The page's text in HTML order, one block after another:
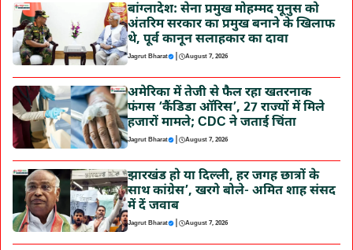
बांग्लादेश: सेना प्रमुख मोहम्मद यूनुस को
अंतरिम सरकार का प्रमुख बनाने के खिलाफ
थे, पूर्व कानून सलाहकार का दावा
Jagrut Bharat | August 7, 2026
अमेरिका में तेजी से फैल रहा खतरनाक
फंगस ‘कैंडिडा ऑरिस’, 27 राज्यों में मिले
हजारों मामले; CDC ने जताई चिंता
Jagrut Bharat | August 7, 2026
झारखंड हो या दिल्ली, हर जगह छात्रों के
साथ कांग्रेस’, खरगे बोले- अमित शाह संसद
में दें जवाब
Jagrut Bharat | August 7, 2026